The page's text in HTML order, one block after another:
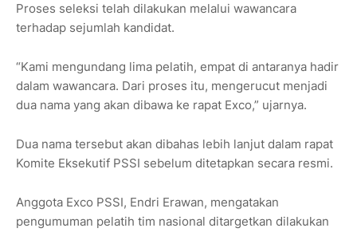
Proses seleksi telah dilakukan melalui wawancara
terhadap sejumlah kandidat.
“Kami mengundang lima pelatih, empat di antaranya hadir
dalam wawancara. Dari proses itu, mengerucut menjadi
dua nama yang akan dibawa ke rapat Exco,” ujarnya.
Dua nama tersebut akan dibahas lebih lanjut dalam rapat
Komite Eksekutif PSSI sebelum ditetapkan secara resmi.
Anggota Exco PSSI, Endri Erawan, mengatakan
pengumuman pelatih tim nasional ditargetkan dilakukan